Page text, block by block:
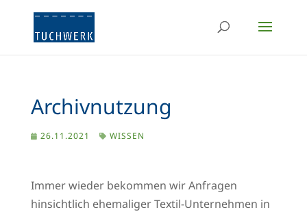
Archivnutzung
26.11.2021 WISSEN
Immer wieder bekommen wir Anfragen
hinsichtlich ehemaliger Textil-Unternehmen in